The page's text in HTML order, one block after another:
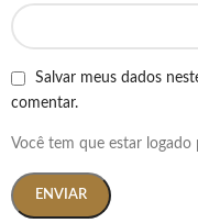
Salvar meus dados
comentar.
Você tem que estar